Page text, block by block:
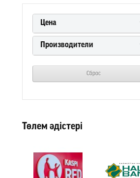
Цена
Производители
Сброс
Төлем әдістері